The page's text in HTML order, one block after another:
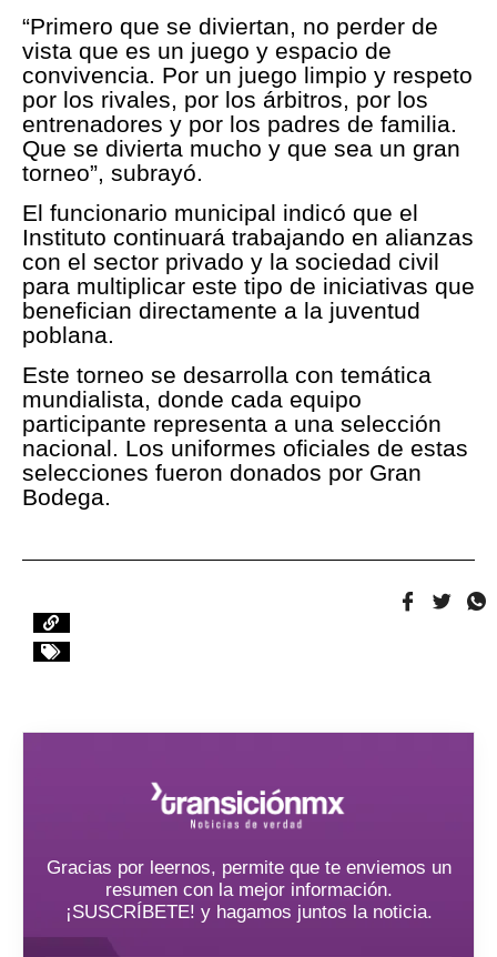
“Primero que se diviertan, no perder de
vista que es un juego y espacio de
convivencia. Por un juego limpio y respeto
por los rivales, por los árbitros, por los
entrenadores y por los padres de familia.
Que se divierta mucho y que sea un gran
torneo”, subrayó.
El funcionario municipal indicó que el
Instituto continuará trabajando en alianzas
con el sector privado y la sociedad civil
para multiplicar este tipo de iniciativas que
benefician directamente a la juventud
poblana.
Este torneo se desarrolla con temática
mundialista, donde cada equipo
participante representa a una selección
nacional. Los uniformes oficiales de estas
selecciones fueron donados por Gran
Bodega.
Gracias por leernos, permite que te enviemos un
resumen con la mejor información.
¡SUSCRÍBETE! y hagamos juntos la noticia.